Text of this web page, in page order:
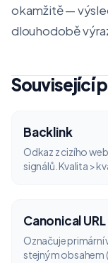
okamžitě —
dlouhodobě
Související
Backlink
Odkaz z cizího
signálů. Kvalita >
Canonical URL
Označuje primární
stejným obsahem